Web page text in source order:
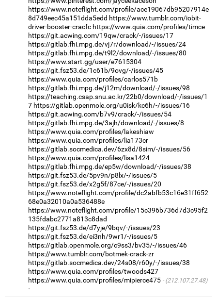
https://www.noteflight.com/profile/ace19067db95207914e
8d749eec45a151dda5edd https://www.tumblr.com/iobit-
driver-booster-cracfc https://www.quia.com/profiles/timce
https://git.acwing.com/19qw/crack/-/issues/17
https://gitlab.fhi.mpg.de/vj7r/download/-/issues/24
https://gitlab.fhi.mpg.de/t9l2/download/-/issues/80
https://www.start.gg/user/e7615304
https://git.fsz53.de/1c61b/9ovg/-/issues/45
https://www.quia.com/profiles/carlos571b
https://gitlab.fhi.mpg.de/j12m/download/-/issues/98
https://teaching.csap.snu.ac.kr/22b0/download/-/issues/1
7 https://gitlab.openmole.org/u0isk/kc6h/-/issues/16
https://git.acwing.com/b7v9/crack/-/issues/54
https://gitlab.fhi.mpg.de/3ajh/download/-/issues/8
https://www.quia.com/profiles/lakeshiaw
https://www.quia.com/profiles/lia173cr
https://gitlab.socmedica.dev/6zx8d/8sim/-/issues/56
https://www.quia.com/profiles/lisa1424
https://gitlab.fhi.mpg.de/ep5w/download/-/issues/38
https://git.fsz53.de/5pv9n/p8lx/-/issues/5
https://git.fsz53.de/x2g5f/87ce/-/issues/20
https://www.noteflight.com/profile/dc2abfb53c16e31ff652
68e0a32010a0a536488e
https://www.noteflight.com/profile/15c396b736d7d3c95f2
135fdabc2771a813c8dad
https://git.fsz53.de/d7yje/9bqv/-/issues/23
https://git.fsz53.de/ei3nh/9wr1/-/issues/5
https://gitlab.openmole.org/c9ss3/bv35/-/issues/46
https://www.tumblr.com/botmek-crack-zr
https://gitlab.socmedica.dev/24s08/r60y/-/issues/38
https://www.quia.com/profiles/twoods427
https://www.quia.com/profiles/mipierce475
(212.107.27.48)
·